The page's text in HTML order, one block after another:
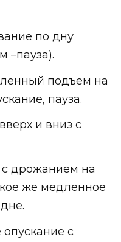
по дну
–пауза).
подъем на
пауза.
и вниз с
дрожанием на
же медленное
с